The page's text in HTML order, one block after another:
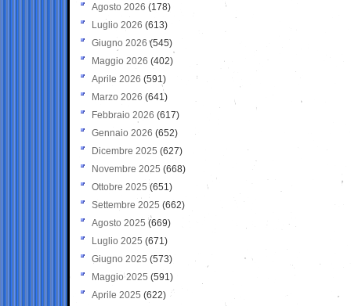
Agosto 2026 (178)
Luglio 2026 (613)
Giugno 2026 (545)
Maggio 2026 (402)
Aprile 2026 (591)
Marzo 2026 (641)
Febbraio 2026 (617)
Gennaio 2026 (652)
Dicembre 2025 (627)
Novembre 2025 (668)
Ottobre 2025 (651)
Settembre 2025 (662)
Agosto 2025 (669)
Luglio 2025 (671)
Giugno 2025 (573)
Maggio 2025 (591)
Aprile 2025 (622)